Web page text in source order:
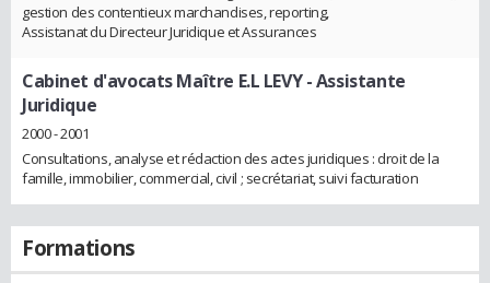
gestion des contentieux marchandises, reporting,
Assistanat du Directeur Juridique et Assurances
Cabinet d'avocats Maître E.L LEVY- Assistante
Juridique
2000 - 2001
Consultations, analyse et rédaction des actes juridiques : droit de la
famille, immobilier, commercial, civil ; secrétariat, suivi facturation
Formations